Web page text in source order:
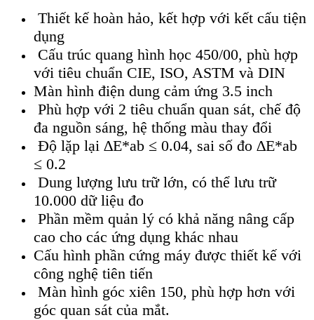
Thiết kế hoàn hảo, kết hợp với kết cấu tiện
dụng
Cấu trúc quang hình học 450/00, phù hợp
với tiêu chuẩn CIE, ISO, ASTM và DIN
Màn hình điện dung cảm ứng 3.5 inch
Phù hợp với 2 tiêu chuẩn quan sát, chế độ
đa nguồn sáng, hệ thống màu thay đổi
Độ lặp lại ∆E*ab ≤ 0.04, sai số đo ∆E*ab
≤ 0.2
Dung lượng lưu trữ lớn, có thể lưu trữ
10.000 dữ liệu đo
Phần mềm quản lý có khả năng nâng cấp
cao cho các ứng dụng khác nhau
Cấu hình phần cứng máy được thiết kế với
công nghệ tiên tiến
Màn hình góc xiên 150, phù hợp hơn với
góc quan sát của mắt.